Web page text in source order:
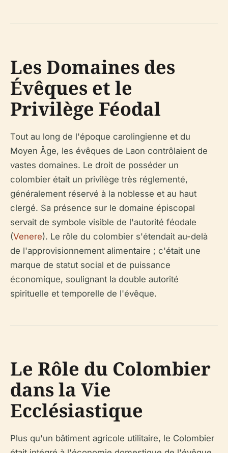
Les Domaines des
Évêques et le
Privilège Féodal
Tout au long de l'époque carolingienne et du
Moyen Âge, les évêques de Laon contrôlaient de
vastes domaines. Le droit de posséder un
colombier était un privilège très réglementé,
généralement réservé à la noblesse et au haut
clergé. Sa présence sur le domaine épiscopal
servait de symbole visible de l'autorité féodale
(Venere). Le rôle du colombier s'étendait au-delà
de l'approvisionnement alimentaire ; c'était une
marque de statut social et de puissance
économique, soulignant la double autorité
spirituelle et temporelle de l'évêque.
Le Rôle du Colombier
dans la Vie
Ecclésiastique
Plus qu'un bâtiment agricole utilitaire, le Colombier